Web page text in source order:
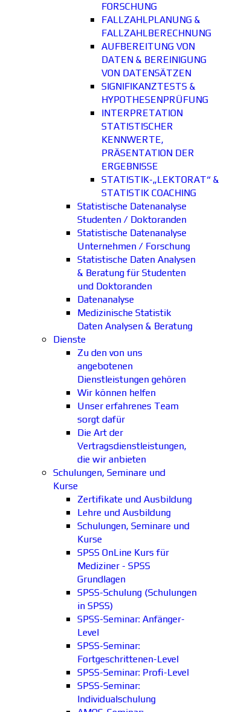
FORSCHUNG
FALLZAHLPLANUNG &
FALLZAHLBERECHNUNG
AUFBEREITUNG VON
DATEN & BEREINIGUNG
VON DATENSÄTZEN
SIGNIFIKANZTESTS &
HYPOTHESENPRÜFUNG
INTERPRETATION
STATISTISCHER
KENNWERTE,
PRÄSENTATION DER
ERGEBNISSE
STATISTIK-„LEKTORAT“ &
STATISTIK COACHING
Statistische Datenanalyse
Studenten / Doktoranden
Statistische Datenanalyse
Unternehmen / Forschung
Statistische Daten Analysen
& Beratung für Studenten
und Doktoranden
Datenanalyse
Medizinische Statistik
Daten Analysen & Beratung
Dienste
Zu den von uns
angebotenen
Dienstleistungen gehören
Wir können helfen
Unser erfahrenes Team
sorgt dafür
Die Art der
Vertragsdienstleistungen,
die wir anbieten
Schulungen, Seminare und
Kurse
Zertifikate und Ausbildung
Lehre und Ausbildung
Schulungen, Seminare und
Kurse
SPSS OnLine Kurs für
Mediziner - SPSS
Grundlagen
SPSS-Schulung (Schulungen
in SPSS)
SPSS-Seminar: Anfänger-
Level
SPSS-Seminar:
Fortgeschrittenen-Level
SPSS-Seminar: Profi-Level
SPSS-Seminar:
Individualschulung